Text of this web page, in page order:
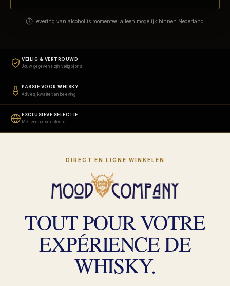
Levering van alcohol is momenteel alleen mogelijk binnen Nederland.
VEILIG & VERTROUWD
Jouw gegevens zijn veilig bij ons
PASSIE VOOR WHISKY
Advies, kwaliteit en beleving
EXCLUSIEVE SELECTIE
Met zorg geselecteerd
DIRECT EN LIGNE WINKELEN
TOUT POUR VOTRE
EXPÉRIENCE DE
WHISKY.